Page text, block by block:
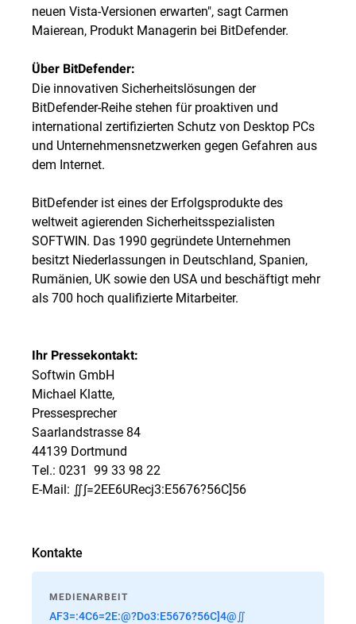
neuen Vista-Versionen erwarten", sagt Carmen
Maierean, Produkt Managerin bei BitDefender.
Über BitDefender:
Die innovativen Sicherheitslösungen der
BitDefender-Reihe stehen für proaktiven und
international zertifizierten Schutz von Desktop PCs
und Unternehmensnetzwerken gegen Gefahren aus
dem Internet.
BitDefender ist eines der Erfolgsprodukte des
weltweit agierenden Sicherheitsspezialisten
SOFTWIN. Das 1990 gegründete Unternehmen
besitzt Niederlassungen in Deutschland, Spanien,
Rumänien, UK sowie den USA und beschäftigt mehr
als 700 hoch qualifizierte Mitarbeiter.
Ihr Pressekontakt:
Softwin GmbH
Michael Klatte,
Pressesprecher
Saarlandstrasse 84
44139 Dortmund
Tel.: 0231  99 33 98 22
E-Mail: ∬∫=2EE6URecj3:E5676?56C]56
Kontakte
MEDIENARBEIT
AF3=:4C6=2E:@?Do3:E5676?56C]4@∬